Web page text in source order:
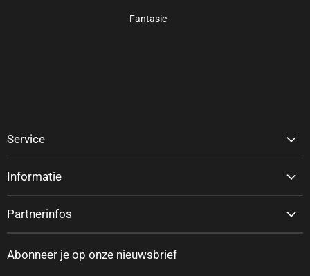
Fantasie
Service
Informatie
Partnerinfos
Abonneer je op onze nieuwsbrief